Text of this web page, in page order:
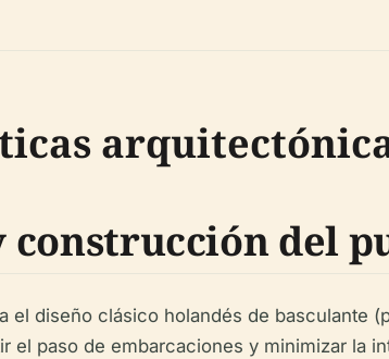
construcción del
el diseño clásico holandés de basculante
el paso de embarcaciones y minimizar la